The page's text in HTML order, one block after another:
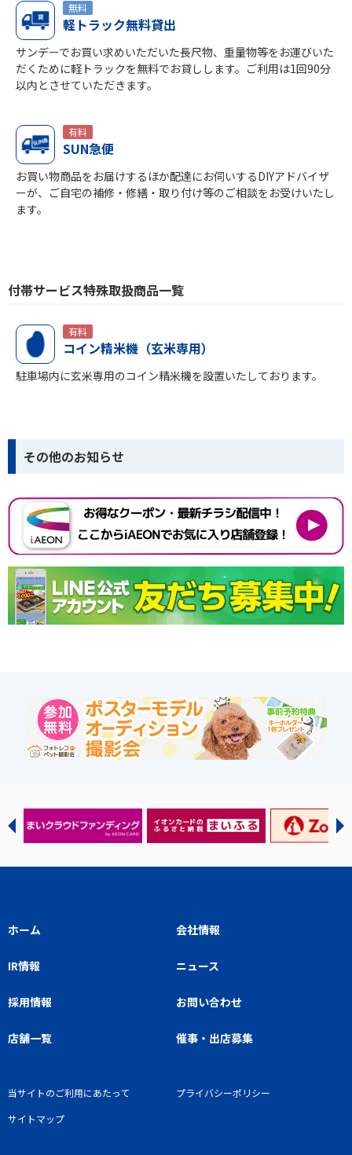
無料
軽トラック無料貸出
サンデーでお買い求めいただいた長尺物、重量物等をお運びいた
だくために軽トラックを無料でお貸しします。ご利用は1回90分
以内とさせていただきます。
有料
SUN急便
お買い物商品をお届けするほか配達にお伺いするDIYアドバイザ
ーが、ご自宅の補修・修繕・取り付け等のご相談をお受けいたし
ます。
付帯サービス特殊取扱商品一覧
有料
コイン精米機（玄米専用）
駐車場内に玄米専用のコイン精米機を設置いたしております。
その他のお知らせ
ホーム 会社情報
IR情報 ニュース
採用情報 お問い合わせ
店舗一覧 催事・出店募集
当サイトのご利用にあたって
プライバシーポリシー
サイトマップ